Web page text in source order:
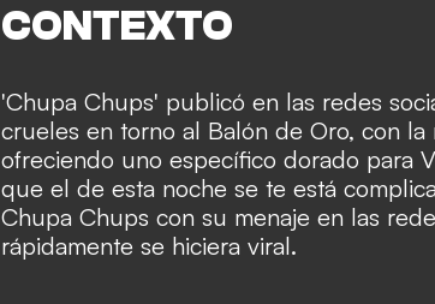
CONTEXTO
'Chupa Chups' publicó en las redes
crueles en torno al Balón de Oro, con la
ofreciendo uno específico dorado para
que el de esta noche se te está
Chupa Chups con su menaje en las
rápidamente se hiciera viral.